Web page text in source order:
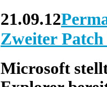
21.09.12
Zweiter
Microsoft